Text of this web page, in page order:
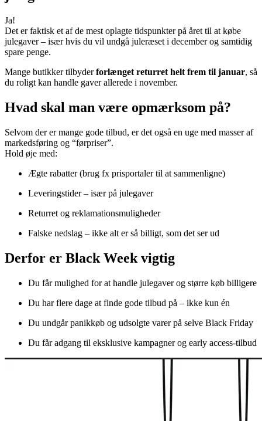
Ja!
Det er faktisk et af de mest oplagte tidspunkter på året til at købe
julegaver – især hvis du vil undgå juleræset i december og samtidig
spare penge.
Mange butikker tilbyderforlænget returret helt frem til januar, så
du roligt kan handle gaver allerede i november.
Hvad skal man være opmærksom på?
Selvom der er mange gode tilbud, er det også en uge med masser af
markedsføring og “førpriser”.
Hold øje med:
Ægte rabatter (brug fx prisportaler til at sammenligne)
Leveringstider – især på julegaver
Returret og reklamationsmuligheder
Falske nedslag – ikke alt er så billigt, som det ser ud
Derfor er Black Week vigtig
Du får mulighed for at handle julegaver og større køb billigere
Du har flere dage at finde gode tilbud på – ikke kun én
Du undgår panikkøb og udsolgte varer på selve Black Friday
Du får adgang til eksklusive kampagner og early access-tilbud